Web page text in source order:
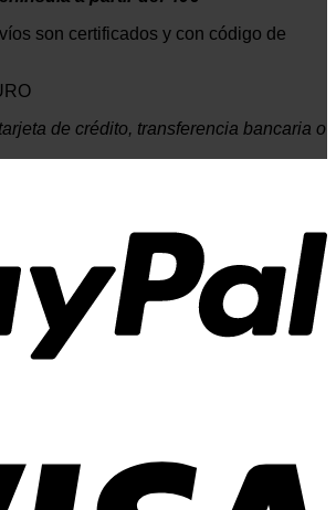
son certificados y con código de
de crédito, transferencia bancaria o